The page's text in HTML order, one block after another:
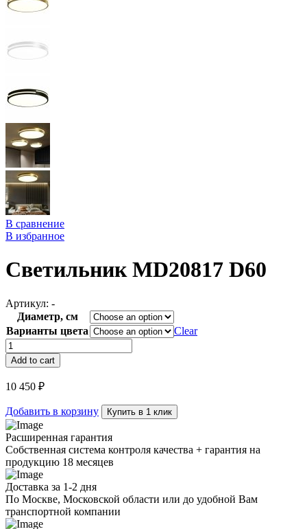
В сравнение
В избранное
Светильник MD20817 D60
Артикул: -
Диаметр, см
Варианты цвета
Clear
Светильник
MD20817
D60
quantity
Add to cart
10 450 ₽
Добавить в корзину Купить в 1 клик
Расширенная гарантия
Собственная система контроля качества + гарантия на
продукцию 18 месяцев
Доставка за 1-2 дня
По Москве, Московской области или до удобной Вам
транспортной компании